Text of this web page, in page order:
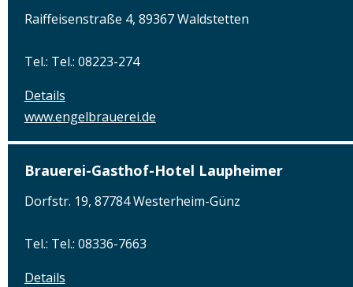
Raiffeisenstraße 4, 89367 Waldstetten
Tel.: Tel.: 08223-274
Details
www.engelbrauerei.de
Brauerei-Gasthof-Hotel Laupheimer
Dorfstr. 19, 87784 Westerheim-Günz
Tel.: Tel.: 08336-7663
Details